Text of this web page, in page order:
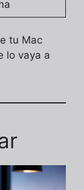
tu Mac
lo vaya a